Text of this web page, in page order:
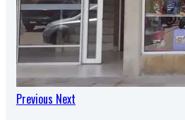
Previous Next